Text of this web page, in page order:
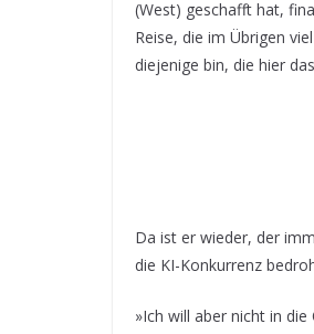
(West) geschafft hat,
Reise, die im Übrigen
diejenige bin, die hier
Da ist er wieder, der
die KI-Konkurrenz
»Ich will aber nicht in